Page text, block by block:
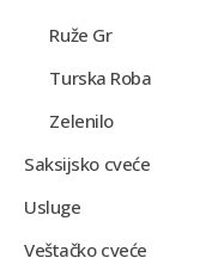
Ruže Gr
Turska Roba
Zelenilo
Saksijsko cveće
Usluge
Veštačko cveće